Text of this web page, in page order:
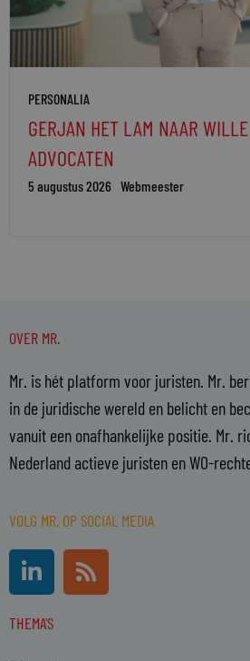
PERSONALIA
GERJAN HET LAM NAAR
ADVOCATEN
5 augustus 2026 Webmeester
OVER MR.
Mr. is hét platform voor juristen. Mr.
in de juridische wereld en belicht en
vanuit een onafhankelijke positie. Mr.
Nederland actieve juristen en WO-
VOLG MR. OP SOCIAL MEDIA
L
i
n
k
R
s
s
THEMA'S